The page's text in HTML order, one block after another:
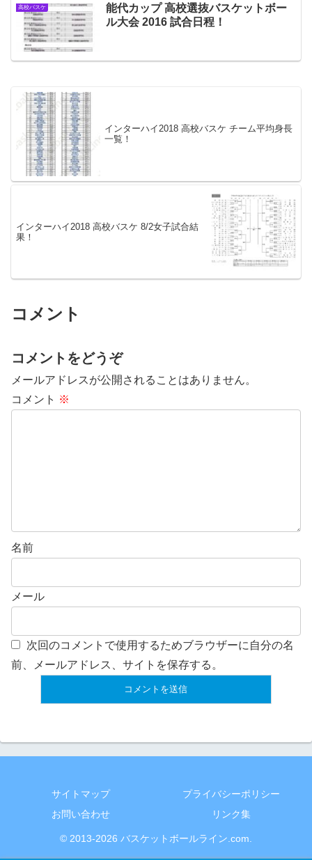
高校バスケ
能代カップ 高校選抜バスケットボー
ル大会 2016 試合日程！
インターハイ2018 高校バスケ チーム平均身長
一覧！
インターハイ2018 高校バスケ 8/2女子試合結
果！
コメント
コメントをどうぞ
メールアドレスが公開されることはありません。
コメント ※
名前
メール
次回のコメントで使用するためブラウザーに自分の名
前、メールアドレス、サイトを保存する。
サイトマップ
プライバシーポリシー
お問い合わせ
リンク集
© 2013-2026 バスケットボールライン.com.